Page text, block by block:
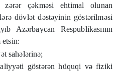
zərər çəkməsi ehtimal olunan
dövlət dəstəyinin göstərilməsi
Azərbaycan Respublikasının
sahələrinə;
göstərən hüquqi və fiziki